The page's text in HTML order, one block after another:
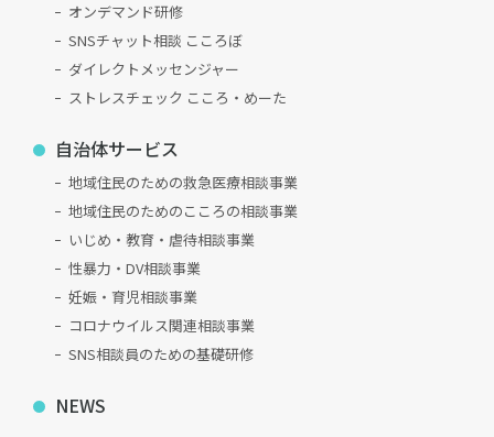
オンデマンド研修
SNSチャット相談 こころぼ
ダイレクトメッセンジャー
ストレスチェック こころ・めーた
自治体サービス
地域住民のための救急医療相談事業
地域住民のためのこころの相談事業
いじめ・教育・虐待相談事業
性暴力・DV相談事業
妊娠・育児相談事業
コロナウイルス関連相談事業
SNS相談員のための基礎研修
NEWS